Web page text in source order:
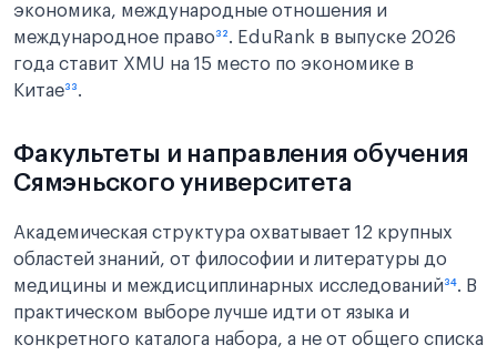
экономика, международные отношения и
международное право³². EduRank в выпуске 2026
года ставит XMU на 15 место по экономике в
Китае³³.
Факультеты и направления обучения
Сямэньского университета
Академическая структура охватывает 12 крупных
областей знаний, от философии и литературы до
медицины и междисциплинарных исследований³⁴. В
практическом выборе лучше идти от языка и
конкретного каталога набора, а не от общего списка